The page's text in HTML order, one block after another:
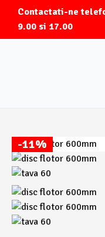
content
Contactati-ne
9.00 si
-11%